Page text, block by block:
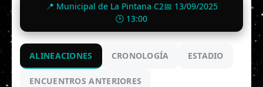
Finalizado
📍 Municipal de La Pintana C2📅 13/09/2025
🕒 13:00
ALINEACIONES CRONOLOGÍA ESTADIO
ENCUENTROS ANTERIORES